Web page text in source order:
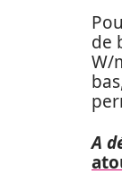
de
W/
A